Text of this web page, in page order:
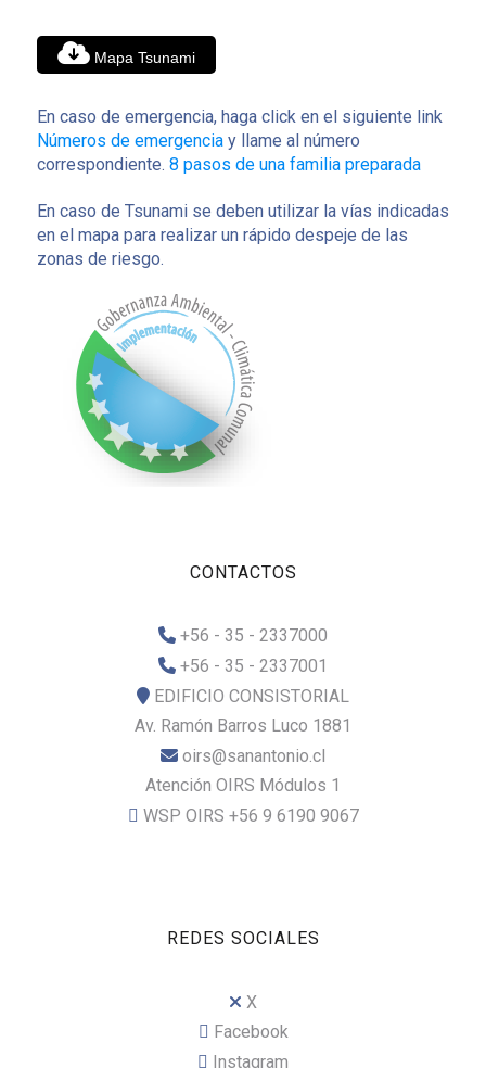
Mapa Tsunami
En caso de emergencia, haga click en el siguiente link
Números de emergencia y llame al número
correspondiente. 8 pasos de una familia preparada
En caso de Tsunami se deben utilizar la vías indicadas
en el mapa para realizar un rápido despeje de las
zonas de riesgo.
CONTACTOS
+56 - 35 - 2337000
+56 - 35 - 2337001
EDIFICIO CONSISTORIAL
Av. Ramón Barros Luco 1881
oirs@sanantonio.cl
Atención OIRS Módulos 1
WSP OIRS +56 9 6190 9067
REDES SOCIALES
X
Facebook
Instagram